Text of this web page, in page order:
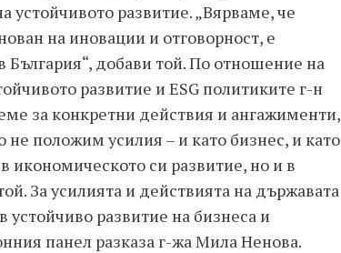
устойчивото развитие. „Вярваме, че
на иновации и отговорност, е
България“, добави той. По отношение на
развитие и ESG политиките г-н
за конкретни действия и ангажименти,
положим усилия – и като бизнес, и като
си развитие, но и в
За усилията и действията на държавата
развитие на бизнеса и
панел разказа г-жа Мила Ненова.